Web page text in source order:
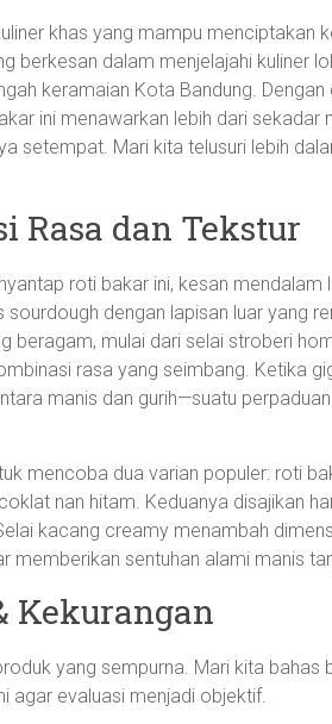
khas yang mampu menciptakan
berkesan dalam menjelajahi kuliner
keramaian Kota Bandung.
ini menawarkan lebih dari
setempat. Mari kita telusuri lebih
Rasa dan Tekstur
roti bakar ini, kesan mendalam
sourdough dengan lapisan luar yang
beragam, mulai dari selai stroberi
rasa yang seimbang. Ketika
manis dan gurih—suatu
mencoba dua varian populer: roti
nan hitam. Keduanya disajikan
kacang creamy menambah
memberikan sentuhan alami manis
Kekurangan
yang sempurna. Mari kita
agar evaluasi menjadi objektif.